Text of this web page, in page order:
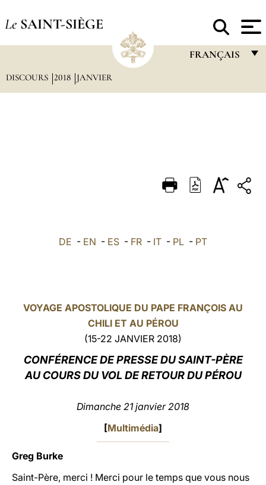
Le SAINT-SIÈGE
FRANÇAIS
DEUTSCH
العربيّة
DISCOURS 2018 JANVIER
DE - EN - ES - FR - IT - PL - PT
VOYAGE APOSTOLIQUE DU PAPE FRANÇOIS AU
CHILI ET AU PÉROU
(15-22 JANVIER 2018)
CONFÉRENCE DE PRESSE DU SAINT-PÈRE
AU COURS DU VOL DE RETOUR DU PÉROU
Dimanche 21 janvier 2018
[Multimédia]
Greg Burke
Saint-Père, merci ! Merci pour le temps que vous nous